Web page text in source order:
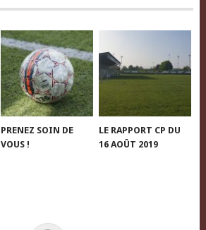
PRENEZ SOIN DE
VOUS !
LE RAPPORT CP DU
16 AOÛT 2019